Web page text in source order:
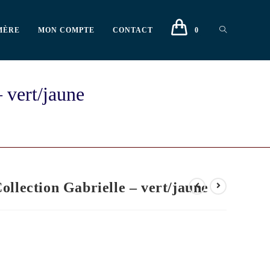
MON COMPTE CONTACT 0
jaune
Gabrielle – vert/jaune